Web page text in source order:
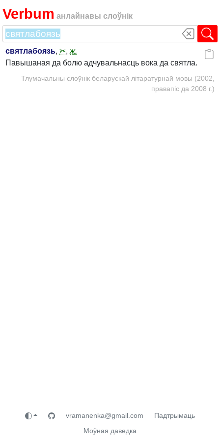
Verbum анлайнавы слоўнік
святлабоязь, ✂, ж.
Павышаная да болю адчувальнасць вока да святла.
Тлумачальны слоўнік беларускай літаратурнай мовы (2002,
правапіс да 2008 г.)
vramanenka@gmail.com
Падтрымаць
Моўная даведка